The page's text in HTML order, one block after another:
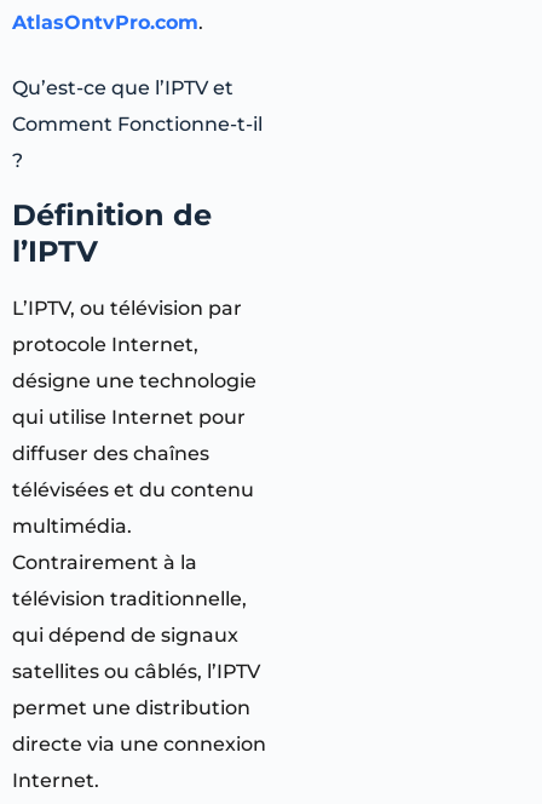
AtlasOntvPro.com.
Qu’est-ce que l’IPTV et
Comment Fonctionne-t-il
?
Définition de
l’IPTV
L’IPTV, ou télévision par
protocole Internet,
désigne une technologie
qui utilise Internet pour
diffuser des chaînes
télévisées et du contenu
multimédia.
Contrairement à la
télévision traditionnelle,
qui dépend de signaux
satellites ou câblés, l’IPTV
permet une distribution
directe via une connexion
Internet.